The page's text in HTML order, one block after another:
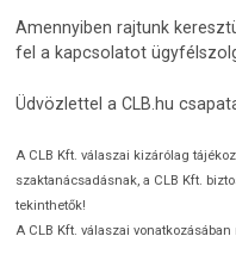
Amennyiben rajtunk
fel a kapcsolatot
Üdvözlettel a CLB.hu
A CLB Kft. válaszai kizárólag
szaktanácsadásnak, a CLB Kft.
tekinthetők!
A CLB Kft. válaszai